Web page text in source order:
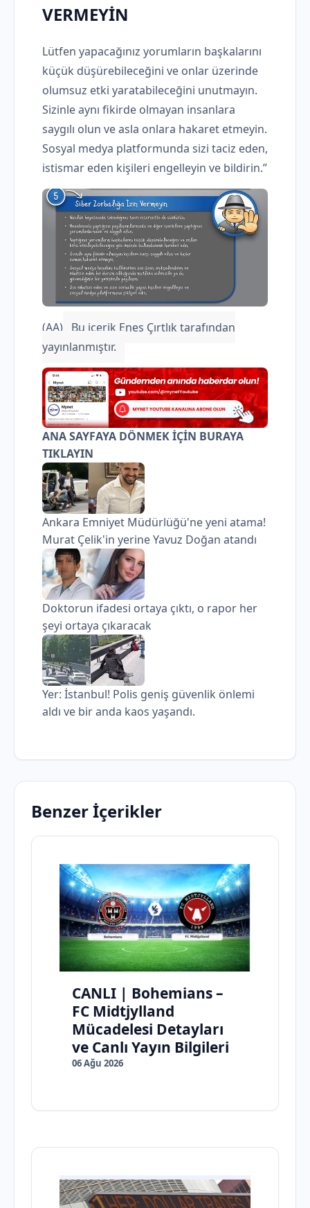
VERMEYİN
Lütfen yapacağınız yorumların başkalarını
küçük düşürebileceğini ve onlar üzerinde
olumsuz etki yaratabileceğini unutmayın.
Sizinle aynı fikirde olmayan insanlara
saygılı olun ve asla onlara hakaret etmeyin.
Sosyal medya platformunda sizi taciz eden,
istismar eden kişileri engelleyin ve bildirin.”
(AA) Bu içerik Enes Çırtlık tarafından
yayınlanmıştır.
ANA SAYFAYA DÖNMEK İÇİN BURAYA
TIKLAYIN
Ankara Emniyet Müdürlüğü'ne yeni atama!
Murat Çelik'in yerine Yavuz Doğan atandı
Doktorun ifadesi ortaya çıktı, o rapor her
şeyi ortaya çıkaracak
Yer: İstanbul! Polis geniş güvenlik önlemi
aldı ve bir anda kaos yaşandı.
Benzer İçerikler
CANLI | Bohemians –
FC Midtjylland
Mücadelesi Detayları
ve Canlı Yayın Bilgileri
06 Ağu 2026